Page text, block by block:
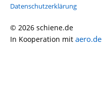
Datenschutzerklärung
© 2026 schiene.de
In Kooperation mit aero.de